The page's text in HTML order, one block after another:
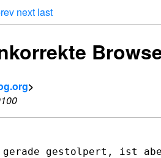
next last
>
gerade gestolpert, ist